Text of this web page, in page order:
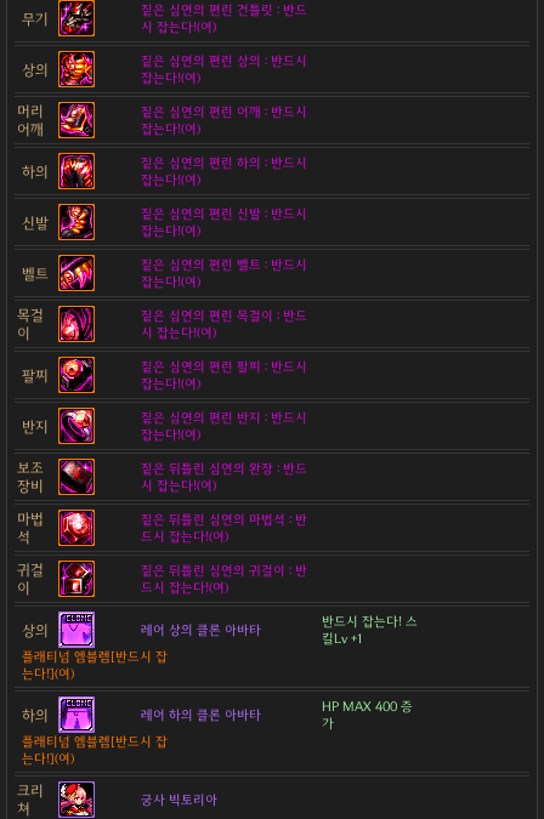
무기
짙은 심연의 편린 건틀릿 : 반드
시 잡는다!(여)
상의
짙은 심연의 편린 상의 : 반드시
잡는다!(여)
머리
어깨
짙은 심연의 편린 어깨 : 반드시
잡는다!(여)
하의
짙은 심연의 편린 하의 : 반드시
잡는다!(여)
신발
짙은 심연의 편린 신발 : 반드시
잡는다!(여)
벨트
짙은 심연의 편린 벨트 : 반드시
잡는다!(여)
목걸
이
짙은 심연의 편린 목걸이 : 반드
시 잡는다!(여)
팔찌
짙은 심연의 편린 팔찌 : 반드시
잡는다!(여)
반지
짙은 심연의 편린 반지 : 반드시
잡는다!(여)
보조
장비
짙은 뒤틀린 심연의 완장 : 반드
시 잡는다!(여)
마법
석
짙은 뒤틀린 심연의 마법석 : 반
드시 잡는다!(여)
귀걸
이
짙은 뒤틀린 심연의 귀걸이 : 반
드시 잡는다!(여)
상의 레어 상의 클론 아바타
반드시 잡는다! 스
킬Lv +1
플래티넘 엠블렘[반드시 잡
는다!](여)
하의 레어 하의 클론 아바타
HP MAX 400 증
가
플래티넘 엠블렘[반드시 잡
는다!](여)
크리
쳐
궁사 빅토리아